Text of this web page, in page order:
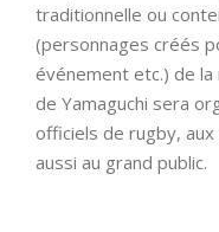
traditionnelle ou
(personnages créés
événement etc.) de
de Yamaguchi sera
officiels de rugby,
aussi au grand public.